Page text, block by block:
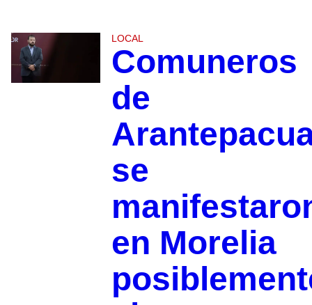
LOCAL
Comuneros
de
se
en Morelia